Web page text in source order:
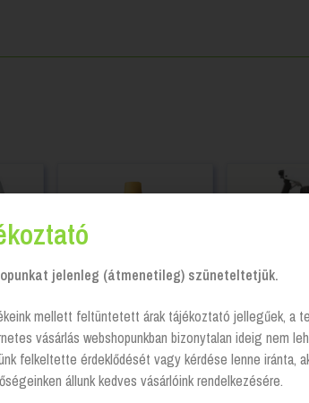
Brilliance ® Öblítő
mosogatógéphez- 1L
Login to see prices
Polish,
jelenleg (átmenetileg) szüneteltetjük.
mellett feltüntetett árak tájékoztató jellegűek, a
vásárlás webshopunkban bizonytalan ideig nem
felkeltette érdeklődését vagy kérdése lenne iránta,
állunk kedves vásárlóink rendelkezésére.